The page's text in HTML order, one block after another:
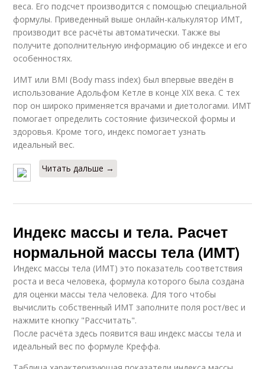
веса. Его подсчет производится с помощью специальной
формулы. Приведенный выше онлайн-калькулятор ИМТ,
производит все расчёты автоматически. Также вы
получите дополнительную информацию об индексе и его
особенностях.
ИМТ или BMI (Body mass index) был впервые введён в
использование Адольфом Кетле в конце XIX века. С тех
пор он широко применяется врачами и диетологами. ИМТ
помогает определить состояние физической формы и
здоровья. Кроме того, индекс помогает узнать
идеальный вес.
Читать дальше →
Индекс массы и тела. Расчет
нормальной массы тела (ИМТ)
Индекс массы тела (ИМТ) это показатель соответствия
роста и веса человека, формула которого была создана
для оценки массы тела человека. Для того чтобы
вычислить собственный ИМТ заполните поля рост/вес и
нажмите кнопку "Рассчитать".
После расчёта здесь появится ваш индекс массы тела и
идеальный вес по формуле Креффа.